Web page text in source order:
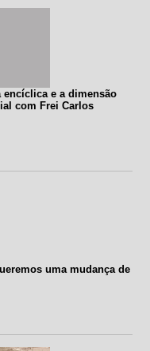
encíclica e a dimensão
com Frei Carlos
uma mudança de